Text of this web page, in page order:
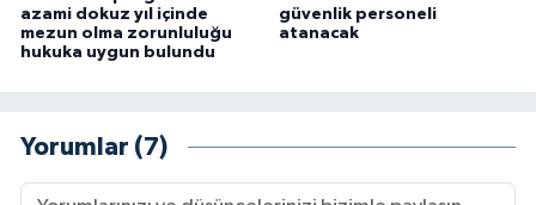
azami dokuz yıl içinde
mezun olma zorunluluğu
hukuka uygun bulundu
güvenlik personeli
atanacak
Yorumlar (7)